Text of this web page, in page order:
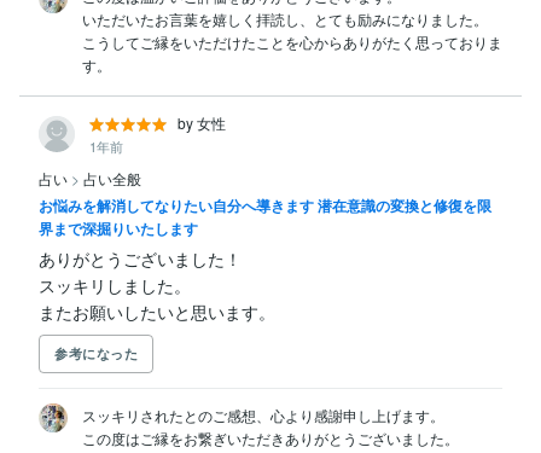
いただいたお言葉を嬉しく拝読し、とても励みになりました。
こうしてご縁をいただけたことを心からありがたく思っておりま
す。
by 女性
1年前
占い > 占い全般
お悩みを解消してなりたい自分へ導きます 潜在意識の変換と修復を限
界まで深掘りいたします
ありがとうございました！
スッキリしました。
またお願いしたいと思います。
参考になった
スッキリされたとのご感想、心より感謝申し上げます。
この度はご縁をお繋ぎいただきありがとうございました。